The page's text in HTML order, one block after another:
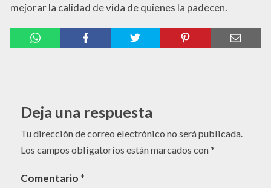
mejorar la calidad de vida de quienes la padecen.
Deja una respuesta
Tu dirección de correo electrónico no será publicada.
Los campos obligatorios están marcados con*
Comentario *